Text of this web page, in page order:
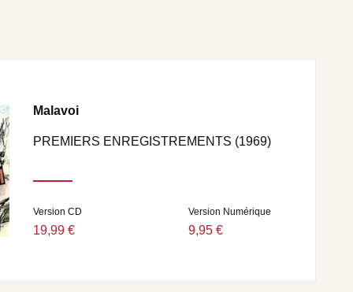
Malavoi
PREMIERS ENREGISTREMENTS (1969)
Version CD
19,99 €
Version Numérique
9,95 €